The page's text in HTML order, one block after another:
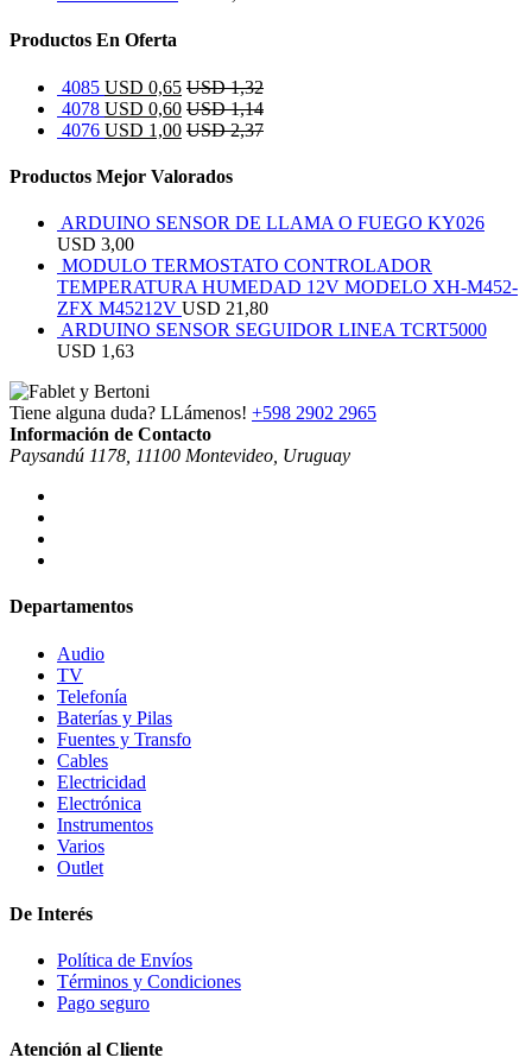
Productos En Oferta
4085 USD 0,65 USD1,32
4078 USD 0,60 USD1,14
4076 USD 1,00 USD2,37
Productos Mejor Valorados
ARDUINO SENSOR DE LLAMA O FUEGO KY026
USD 3,00
MODULO TERMOSTATO CONTROLADOR
TEMPERATURA HUMEDAD 12V MODELO XH-M452-
ZFX M45212V USD 21,80
ARDUINO SENSOR SEGUIDOR LINEA TCRT5000
USD 1,63
Tiene alguna duda? LLámenos! +598 2902 2965
Información de Contacto
Paysandú 1178, 11100 Montevideo, Uruguay
Departamentos
Audio
TV
Telefonía
Baterías y Pilas
Fuentes y Transfo
Cables
Electricidad
Electrónica
Instrumentos
Varios
Outlet
De Interés
Política de Envíos
Términos y Condiciones
Pago seguro
Atención al Cliente